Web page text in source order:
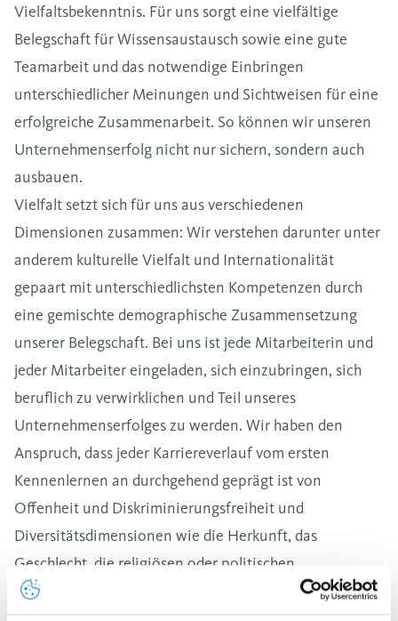
Vielfaltsbekenntnis. Für uns sorgt eine vielfältige
Belegschaft für Wissensaustausch sowie eine gute
Teamarbeit und das notwendige Einbringen
unterschiedlicher Meinungen und Sichtweisen für eine
erfolgreiche Zusammenarbeit. So können wir unseren
Unternehmenserfolg nicht nur sichern, sondern auch
ausbauen.
Vielfalt setzt sich für uns aus verschiedenen
Dimensionen zusammen: Wir verstehen darunter unter
anderem kulturelle Vielfalt und Internationalität
gepaart mit unterschiedlichsten Kompetenzen durch
eine gemischte demographische Zusammensetzung
unserer Belegschaft. Bei uns ist jede Mitarbeiterin und
jeder Mitarbeiter eingeladen, sich einzubringen, sich
beruflich zu verwirklichen und Teil unseres
Unternehmenserfolges zu werden. Wir haben den
Anspruch, dass jeder Karriereverlauf vom ersten
Kennenlernen an durchgehend geprägt ist von
Offenheit und Diskriminierungsfreiheit und
Diversitätsdimensionen wie die Herkunft, das
Geschlecht, die religiösen oder politischen
Anschauungen, die sexuelle Identität oder eine